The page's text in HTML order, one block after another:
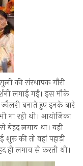
की संस्थापक गौरी
लगाई गई। इस मौके
बनाते हुए इनके बारे
गा रही थी। आयोजिका
बेहद लगाव था। यही
शुरू की तो वहां पहाड़ी
ही लगाव से करती थी।